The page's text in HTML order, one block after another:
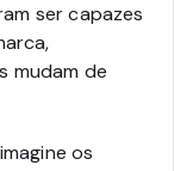
ser capazes
mudam de
os